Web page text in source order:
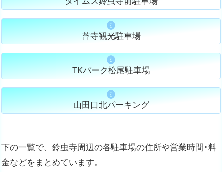
苔寺観光駐車場
TKパーク松尾駐車場
山田口北パーキング
下の一覧で、鈴虫寺周辺の各駐車場の住所や営業時間･料
金などをまとめています。